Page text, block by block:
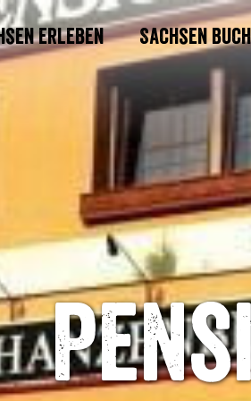
erleben Sachsen